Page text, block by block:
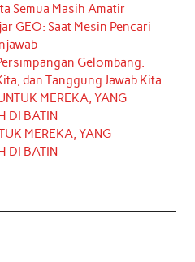
Semua Masih Amatir
GEO: Saat Mesin Pencari
Gelombang:
dan Tanggung Jawab Kita
MEREKA, YANG
DI BATIN
MEREKA, YANG
DI BATIN